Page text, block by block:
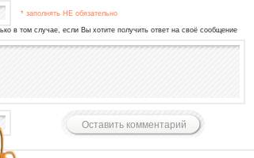
* заполнять НЕ обязательно
в том случае, если Вы хотите получить ответ на своё сообщение